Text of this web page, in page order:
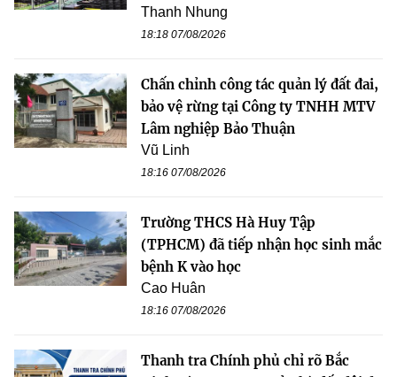
Thanh Nhung
18:18 07/08/2026
Chấn chỉnh công tác quản lý đất đai,
bảo vệ rừng tại Công ty TNHH MTV
Lâm nghiệp Bảo Thuận
Vũ Linh
18:16 07/08/2026
Trường THCS Hà Huy Tập
(TPHCM) đã tiếp nhận học sinh mắc
bệnh K vào học
Cao Huân
18:16 07/08/2026
Thanh tra Chính phủ chỉ rõ Bắc